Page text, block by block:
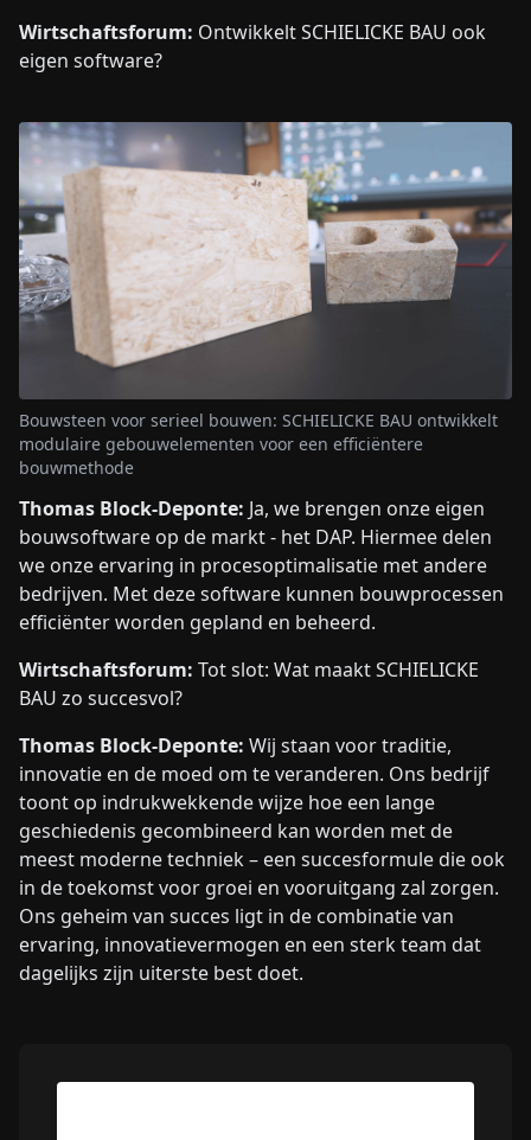
Wirtschaftsforum: Ontwikkelt SCHIELICKE BAU ook
eigen software?
Bouwsteen voor serieel bouwen: SCHIELICKE BAU ontwikkelt
modulaire gebouwelementen voor een efficiëntere
bouwmethode
Thomas Block-Deponte: Ja, we brengen onze eigen
bouwsoftware op de markt - het DAP. Hiermee delen
we onze ervaring in procesoptimalisatie met andere
bedrijven. Met deze software kunnen bouwprocessen
efficiënter worden gepland en beheerd.
Wirtschaftsforum: Tot slot: Wat maakt SCHIELICKE
BAU zo succesvol?
Thomas Block-Deponte: Wij staan voor traditie,
innovatie en de moed om te veranderen. Ons bedrijf
toont op indrukwekkende wijze hoe een lange
geschiedenis gecombineerd kan worden met de
meest moderne techniek – een succesformule die ook
in de toekomst voor groei en vooruitgang zal zorgen.
Ons geheim van succes ligt in de combinatie van
ervaring, innovatievermogen en een sterk team dat
dagelijks zijn uiterste best doet.